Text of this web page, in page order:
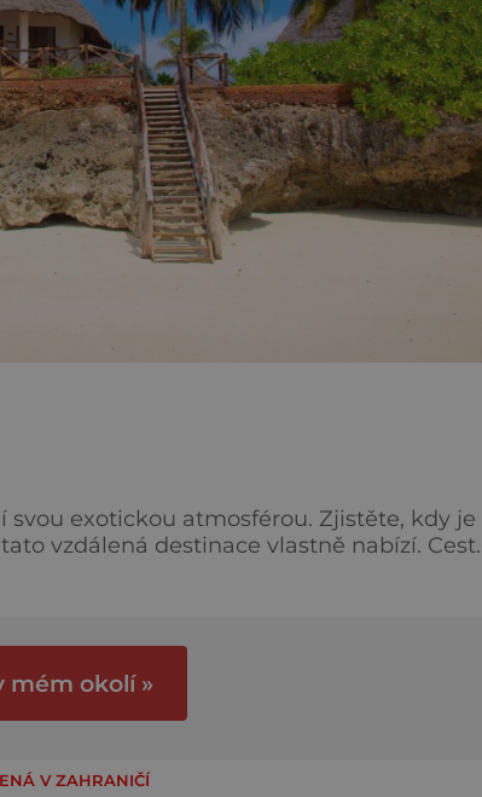
exotickou atmosférou. Zjistěte, kdy je
destinace vlastně nabízí. Cestu
teplotám. Ty nejvyšší jsou během ledna
mém okolí »
V ZAHRANIČÍ